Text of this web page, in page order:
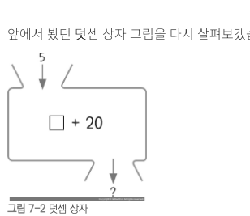
앞에서 봤던 덧셈 상자 그림을 다시 살펴보겠
그림 7-2덧셈 상자